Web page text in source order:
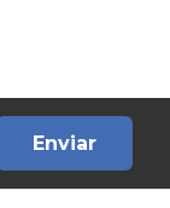
Enviar